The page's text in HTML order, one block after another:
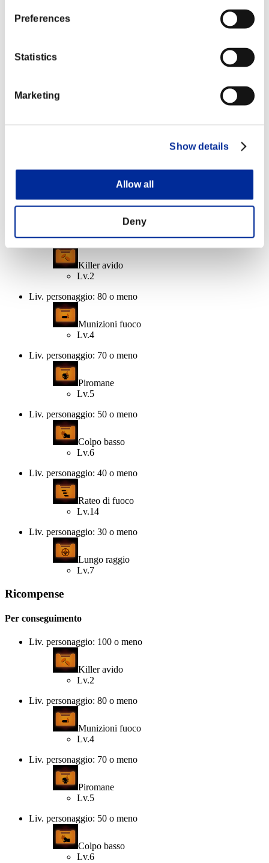
Preferences
Statistics
Marketing
Show details
Allow all
Deny
Liv. personaggio: 30 o meno
Liv. personaggio: 100 o meno
Killer avido
Lv.2
Liv. personaggio: 80 o meno
Munizioni fuoco
Lv.4
Liv. personaggio: 70 o meno
Piromane
Lv.5
Liv. personaggio: 50 o meno
Colpo basso
Lv.6
Liv. personaggio: 40 o meno
Rateo di fuoco
Lv.14
Liv. personaggio: 30 o meno
Lungo raggio
Lv.7
Ricompense
Per conseguimento
Liv. personaggio: 100 o meno
Killer avido
Lv.2
Liv. personaggio: 80 o meno
Munizioni fuoco
Lv.4
Liv. personaggio: 70 o meno
Piromane
Lv.5
Liv. personaggio: 50 o meno
Colpo basso
Lv.6